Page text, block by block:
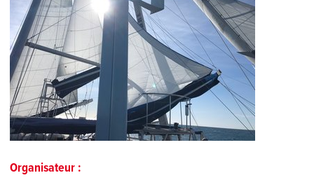
Organisateur :